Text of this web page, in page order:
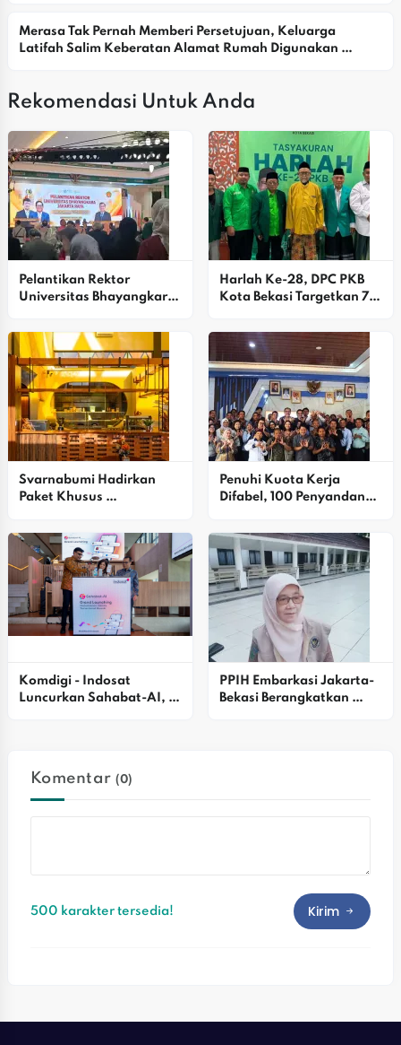
Merasa Tak Pernah Memberi Persetujuan, Keluarga
Latifah Salim Keberatan Alamat Rumah Digunakan
Rekomendasi Untuk Anda
Pelantikan Rektor
Universitas Bhayangkara
2026–2030: Teguhkan
Komitmen Menuju
Kampus Unggul Dan
Berdaya Saing Global
Harlah Ke-28, DPC PKB
Kota Bekasi Targetkan 7
2029
Svarnabumi Hadirkan
Paket Khusus
Wujudkan Momen
Berharga Di Bekasi
Penuhi Kuota Kerja
Difabel, 100 Penyandang
Karawang
Komdigi - Indosat
Luncurkan Sahabat-AI,
PPIH Embarkasi Jakarta-
Bekasi Berangkatkan
Komentar(0)
500 karakter tersedia! Kirim